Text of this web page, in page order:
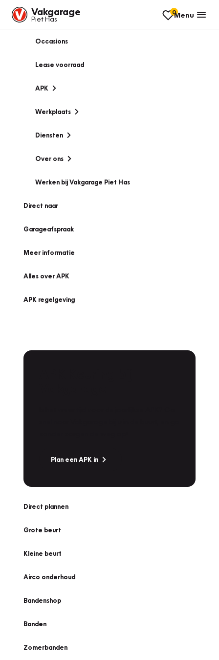
Vakgarage
Piet Has
0Menu
Occasions
Lease voorraad
APK
Werkplaats
Diensten
Over ons
Werken bij Vakgarage Piet Has
Direct naar
Garageafspraak
Meer informatie
Alles over APK
APK regelgeving
Plan een APK in
Direct plannen
Grote beurt
Kleine beurt
Airco onderhoud
Bandenshop
Banden
Zomerbanden